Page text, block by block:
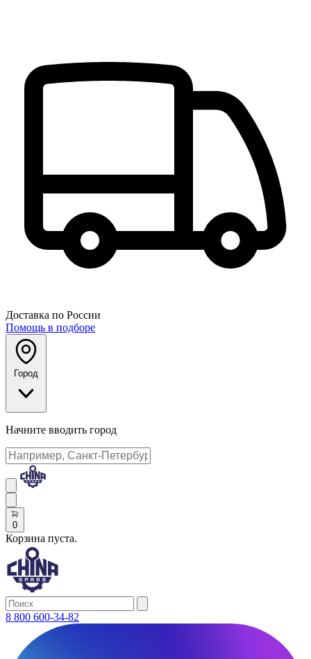
Доставка по России
Помощь в подборе
Город
Начните вводить город
0
Корзина пуста.
8 800 600-34-82